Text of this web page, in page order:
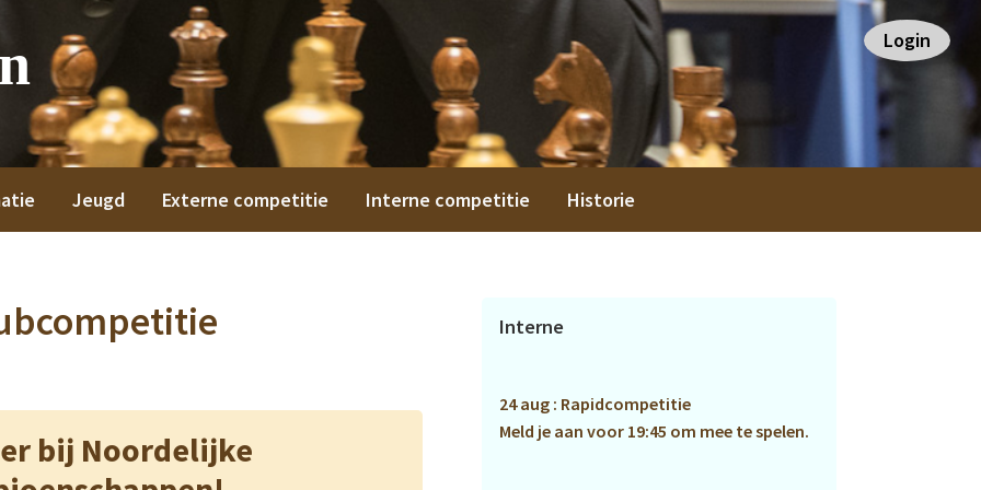
Login
Jeugd Externe competitie Interne competitie Historie
bij Noordelijke
Primaire
Interne
24 aug : Rapidcompetitie
Meld je aan voor 19:45 om mee te spelen.